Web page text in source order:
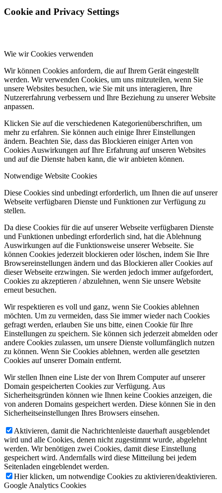
Cookie and Privacy Settings
Wie wir Cookies verwenden
Wir können Cookies anfordern, die auf Ihrem Gerät eingestellt
werden. Wir verwenden Cookies, um uns mitzuteilen, wenn Sie
unsere Websites besuchen, wie Sie mit uns interagieren, Ihre
Nutzererfahrung verbessern und Ihre Beziehung zu unserer Website
anpassen.
Klicken Sie auf die verschiedenen Kategorienüberschriften, um
mehr zu erfahren. Sie können auch einige Ihrer Einstellungen
ändern. Beachten Sie, dass das Blockieren einiger Arten von
Cookies Auswirkungen auf Ihre Erfahrung auf unseren Websites
und auf die Dienste haben kann, die wir anbieten können.
Notwendige Website Cookies
Diese Cookies sind unbedingt erforderlich, um Ihnen die auf unserer
Webseite verfügbaren Dienste und Funktionen zur Verfügung zu
stellen.
Da diese Cookies für die auf unserer Webseite verfügbaren Dienste
und Funktionen unbedingt erforderlich sind, hat die Ablehnung
Auswirkungen auf die Funktionsweise unserer Webseite. Sie
können Cookies jederzeit blockieren oder löschen, indem Sie Ihre
Browsereinstellungen ändern und das Blockieren aller Cookies auf
dieser Webseite erzwingen. Sie werden jedoch immer aufgefordert,
Cookies zu akzeptieren / abzulehnen, wenn Sie unsere Website
erneut besuchen.
Wir respektieren es voll und ganz, wenn Sie Cookies ablehnen
möchten. Um zu vermeiden, dass Sie immer wieder nach Cookies
gefragt werden, erlauben Sie uns bitte, einen Cookie für Ihre
Einstellungen zu speichern. Sie können sich jederzeit abmelden oder
andere Cookies zulassen, um unsere Dienste vollumfänglich nutzen
zu können. Wenn Sie Cookies ablehnen, werden alle gesetzten
Cookies auf unserer Domain entfernt.
Wir stellen Ihnen eine Liste der von Ihrem Computer auf unserer
Domain gespeicherten Cookies zur Verfügung. Aus
Sicherheitsgründen können wie Ihnen keine Cookies anzeigen, die
von anderen Domains gespeichert werden. Diese können Sie in den
Sicherheitseinstellungen Ihres Browsers einsehen.
Aktivieren, damit die Nachrichtenleiste dauerhaft ausgeblendet
wird und alle Cookies, denen nicht zugestimmt wurde, abgelehnt
werden. Wir benötigen zwei Cookies, damit diese Einstellung
gespeichert wird. Andernfalls wird diese Mitteilung bei jedem
Seitenladen eingeblendet werden.
Hier klicken, um notwendige Cookies zu aktivieren/deaktivieren.
Google Analytics Cookies